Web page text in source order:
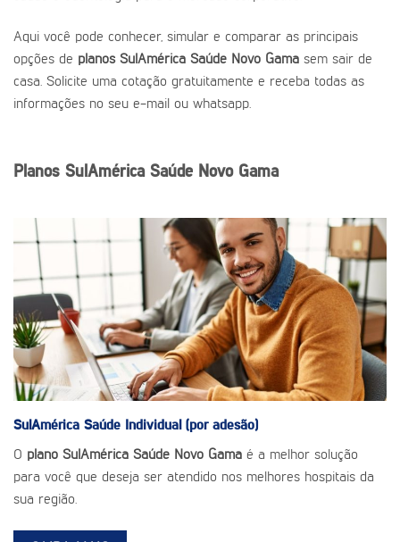
Aqui você pode conhecer, simular e comparar as principais
opções de planos SulAmérica Saúde Novo Gama sem sair de
casa. Solicite uma cotação gratuitamente e receba todas as
informações no seu e-mail ou whatsapp.
Planos SulAmérica Saúde Novo Gama
SulAmérica Saúde Individual (por adesão)
O plano SulAmérica Saúde Novo Gama é a melhor solução
para você que deseja ser atendido nos melhores hospitais da
sua região.